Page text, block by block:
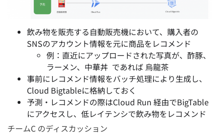
飲み物を販売する自動販売機において、購入者の
SNSのアカウント情報を元に商品をレコメンド
例：直近にアップロードされた写真が、酢豚、
ラーメン、中華丼 であれば 烏龍茶
事前にレコメンド情報をバッチ処理により生成し、
Cloud Bigtableに格納しておく
予測・レコメンドの際はCloud Run 経由でBigTable
にアクセスし、低レイテンシで飲み物をレコメンド
チームC のディスカッション